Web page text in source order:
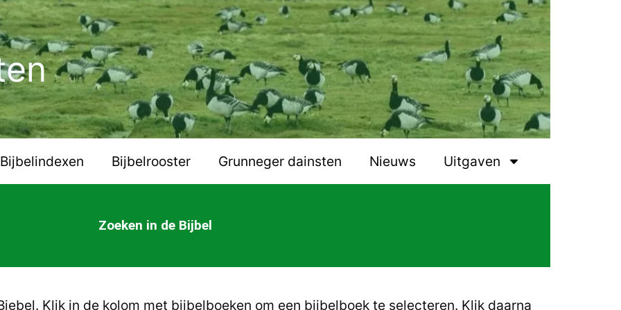
Bijbelindexen Bijbelrooster Grunneger dainsten Nieuws Uitgaven
Zoeken in de Bijbel
Klik in de kolom met bijbelboeken om een bijbelboek te selecteren. Klik daarna